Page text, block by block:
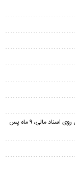
شوک جدید به استقلال/ امضای عضو هیئت مدیره استقلال روی اسناد مالی، ۹ ماه پس